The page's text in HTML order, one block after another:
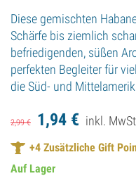
Diese gemischten
Schärfe bis ziemlich
befriedigenden, süßen
perfekten Begleiter für
die Süd- und
2,99€ 1,94 € inkl.
+4 Zusätzliche Gift
Auf Lager